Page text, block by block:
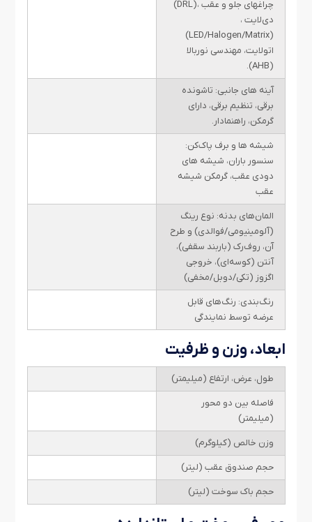
چراغهای جلو و عقب ،(DRL)
دی‌لایت ،
(LED/Halogen/Matrix)
اتولایت، مهندسی نوربالا
(AHB).
آینه های جانبی: تاشونده
برقی، تنظیم برقی، دارای
گرمکن، راهنمادار.
شیشه ها و برف پاک‌کن:
سنسور باران، شیشه های
دودی عقب، گرمکن شیشه
عقب
المان‌های بدنه: نوع رینگ
(آلومینیومی/فوالدی) و طرح
آن، روف‌رک (باربند سقفی)،
آنتن (کوسه‌ای)، خروجی
اگزوز (تکی/دوبل/مخفی)
رنگ‌بندی: رنگ‌های قابل
عرضه توسط نمایندگی
ابعاد، وزن و ظرفیت
طول، عرض، ارتفاع (میلیمتر)
فاصله بین دو محور
(میلیمتر)
وزن خالص (کیلوگرم)
حجم صندوق عقب (لیتر)
حجم باک سوخت (لیتر)